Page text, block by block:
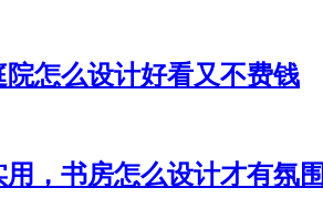
怎么设计好看又不费钱
，书房怎么设计才有氛围